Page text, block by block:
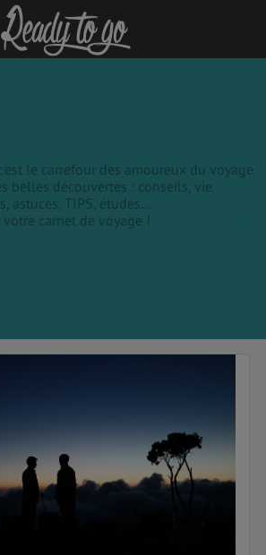
le carrefour des amoureux du voyage
belles découvertes : conseils, vie
astuces, TIPS, études...
votre carnet de voyage !